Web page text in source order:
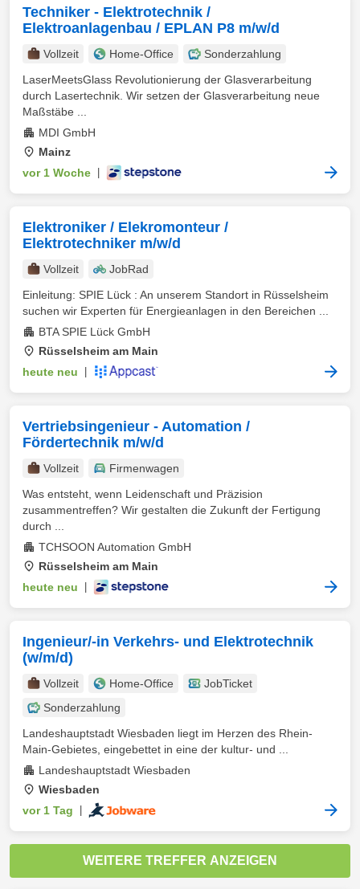
Techniker - Elektrotechnik /
Elektroanlagenbau / EPLAN P8 m/w/d
Vollzeit Home-Office
Sonderzahlung
LaserMeetsGlass Revolutionierung der Glasverarbeitung
durch Lasertechnik. Wir setzen der Glasverarbeitung neue
Maßstäbe ...
MDI GmbH
Mainz
vor 1 Woche
Elektroniker / Elekromonteur /
Elektrotechniker m/w/d
Vollzeit
JobRad
Einleitung: SPIE Lück : An unserem Standort in Rüsselsheim
suchen wir Experten für Energieanlagen in den Bereichen ...
BTA SPIE Lück GmbH
Rüsselsheim am Main
heute neu
Vertriebsingenieur - Automation /
Fördertechnik m/w/d
Vollzeit
Firmenwagen
Was entsteht, wenn Leidenschaft und Präzision
zusammentreffen? Wir gestalten die Zukunft der Fertigung
durch ...
TCHSOON Automation GmbH
Rüsselsheim am Main
heute neu
Ingenieur/-in Verkehrs- und Elektrotechnik
(w/m/d)
Vollzeit Home-Office
JobTicket
Sonderzahlung
Landeshauptstadt Wiesbaden liegt im Herzen des Rhein-
Main-Gebietes, eingebettet in eine der kultur- und ...
Landeshauptstadt Wiesbaden
Wiesbaden
vor 1 Tag
WEITERE TREFFER ANZEIGEN